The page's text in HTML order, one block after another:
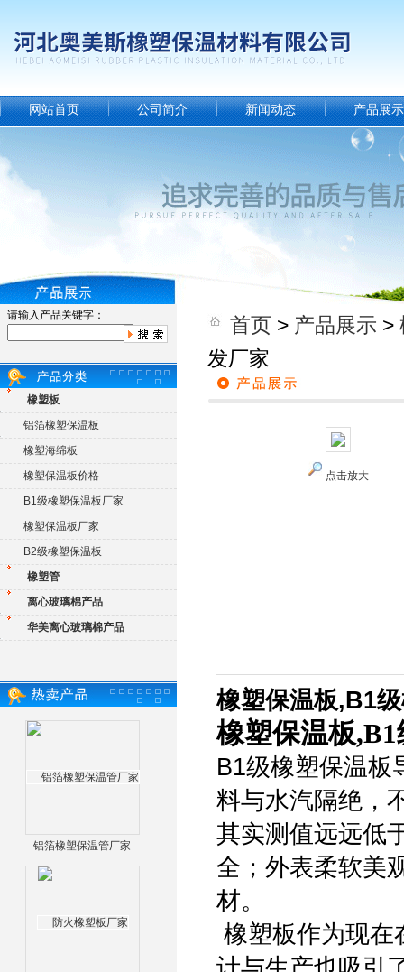
网站首页 公司简介 新闻动态 产品展示
请输入产品关键字：
橡塑板
铝箔橡塑保温板
橡塑海绵板
橡塑保温板价格
B1级橡塑保温板厂家
橡塑保温板厂家
B2级橡塑保温板
橡塑管
离心玻璃棉产品
华美离心玻璃棉产品
铝箔橡塑保温管厂家
首页 > 产品展示 >
发厂家
点击放大
橡塑保温板,B1
橡塑保温板
B1级橡塑保温板
料与水汽隔绝，
其实测值远远低
全；外表柔软美
材。
橡塑板作为现在